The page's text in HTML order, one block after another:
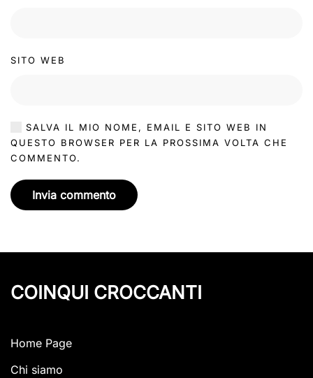
SITO WEB
SALVA IL MIO NOME, EMAIL E SITO WEB IN
QUESTO BROWSER PER LA PROSSIMA VOLTA CHE
COMMENTO.
Invia commento
COINQUI CROCCANTI
Home Page
Chi siamo